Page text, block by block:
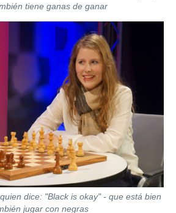
tiene ganas de ganar
dice: "Black is okay" - que está bien
jugar con negras